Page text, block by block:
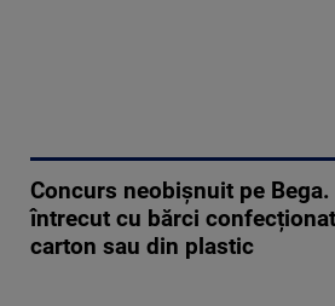
Concurs neobișnuit pe
întrecut cu bărci
carton sau din plastic